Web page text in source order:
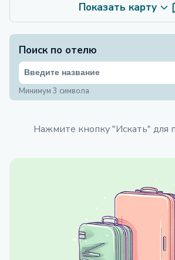
Показать карту
Поиск по отелю
Минимум 3 символа
Нажмите кнопку "Искать" для